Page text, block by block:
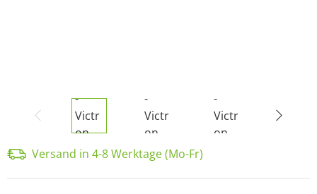
Versand in 4-8 Werktage (Mo-Fr)